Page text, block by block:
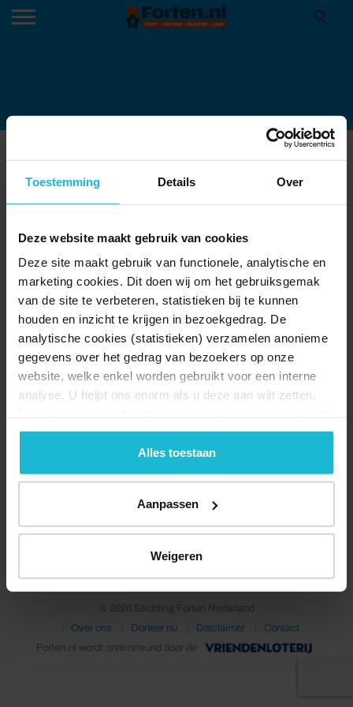
Toestemming Details Over
Deze website maakt gebruik van cookies
Deze site maakt gebruik van functionele, analytische en
marketing cookies. Dit doen wij om het gebruiksgemak
van de site te verbeteren, statistieken bij te kunnen
houden en inzicht te krijgen in bezoekgedrag. De
analytische cookies (statistieken) verzamelen anonieme
gegevens over het gedrag van bezoekers op onze
website, welke enkel worden gebruikt voor een interne
analyse. U helpt ons enorm als u deze aan wilt zetten.
geen commerciële doelstelling. U kunt deze cookies via
de knoppen accepteren, beheren of weigeren.
Alles toestaan
Aanpassen
Weigeren
JUNI-2024
© 2026 Stichting Forten Nederland
Over ons
Doneer nu Disclaimer
Contact
Forten.nl wordt ondersteund door de